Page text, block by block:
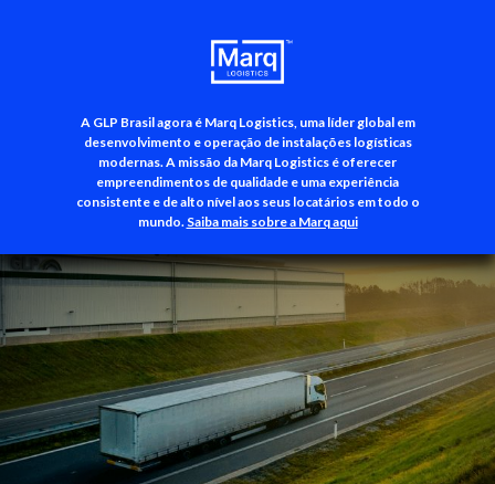
A GLP Brasil agora é Marq Logistics, uma líder global em
desenvolvimento e operação de instalações logísticas
modernas. A missão da Marq Logistics é oferecer
empreendimentos de qualidade e uma experiência
consistente e de alto nível aos seus locatários em todo o
mundo. Saiba mais sobre a Marq aqui
+55 (11) 3500-3700